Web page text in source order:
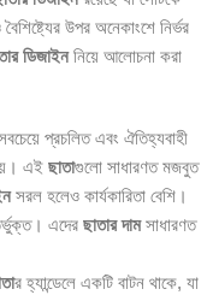
উপর অনেকাংশে নির্ভর
ডিজাইননিয়ে আলোচনা করা
প্রচলিত এবং ঐতিহ্যবাহী
এই ছাতাগুলো সাধারণত মজবুত
সরল হলেও কার্যকারিতা বেশি।
এদের ছাতার দামসাধারণত
র হ্যান্ডেলে একটি বাটন থাকে, যা